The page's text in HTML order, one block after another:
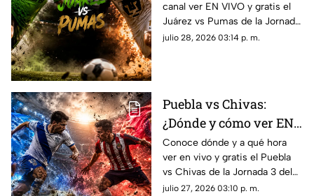
la Jornada 3 del
Apertura 2026?
canal ver EN VIVO y gratis el
Juárez vs Pumas de la Jornada
3 del Apertura 2026. Sigue la
julio 28, 2026 03:14 p. m.
Puebla vs Chivas:
¿Dónde y cómo ver EN
VIVO y gratis la
Jornada 3 de la Liga
MX?
Conoce dónde y a qué hora
ver en vivo y gratis el Puebla
vs Chivas de la Jornada 3 del
Apertura 2026. Sigue la
julio 27, 2026 03:10 p. m.